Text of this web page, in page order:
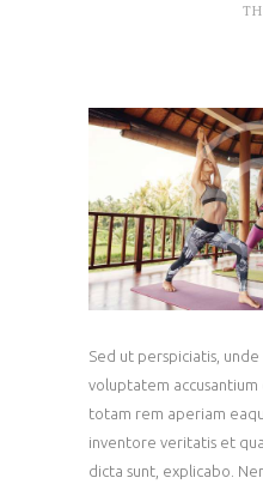
Sed ut perspiciatis,
voluptatem
totam rem aperiam
inventore veritatis et
dicta sunt, explicabo.